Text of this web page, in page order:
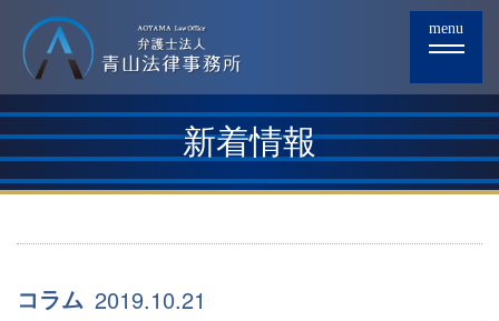
menu
新着情報
コラム 2019.10.21